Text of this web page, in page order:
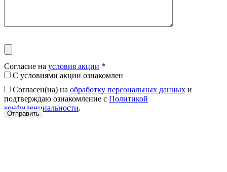
Согласие на условия акции *
С условиями акции ознакомлен
Согласен(на) на обработку персональных данных и
подтверждаю ознакомление с Политикой
конфиденциальности.